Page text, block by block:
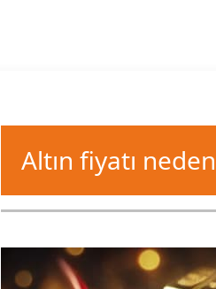
Altın fiyatı